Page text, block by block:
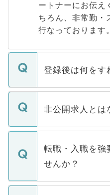
ートナーにお伝え
ちろん、非常勤・
行なっております。
登録後は何をす
ご登録いただきま
登録内容を確認し
ます。通常、5営
いただきますので
非公開求人とは
マイナビ
うち約3割は、
けない「非公開求
下記の理由によっ
ません。
転職・入職を強
せんか？
転職・入職を強要